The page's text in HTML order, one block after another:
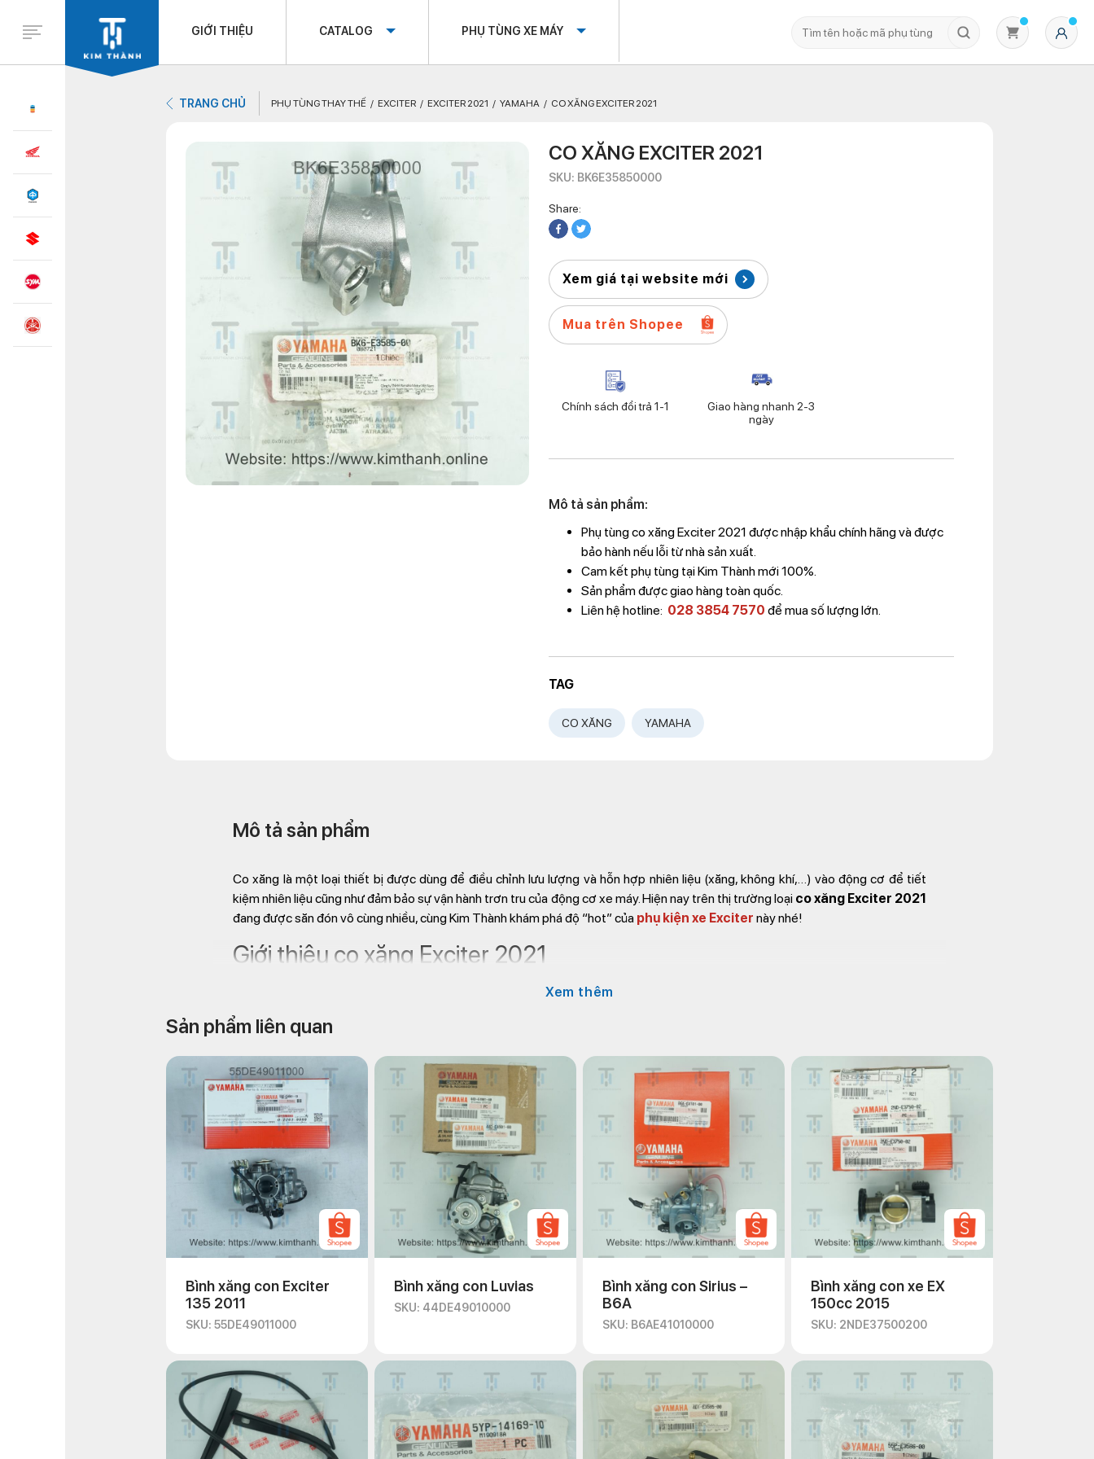
GIỚI THIỆU CATALOG PHỤ TÙNG XE MÁY
TRANG CHỦ PHỤ TÙNG THAY THẾ EXCITER EXCITER 2021 YAMAHA CO XĂNG EXCITER 2021
CO XĂNG EXCITER 2021
SKU: BK6E35850000
Share:
Xem giá tại website mới
Mua trên Shopee
Chính sách đổi trả 1-1
Giao hàng nhanh 2-3
ngày
Mô tả sản phẩm:
Phụ tùng co xăng Exciter 2021 được nhập khẩu chính hãng và được
bảo hành nếu lỗi từ nhà sản xuất.
Cam kết phụ tùng tại Kim Thành mới 100%.
Sản phẩm được giao hàng toàn quốc.
Liên hệ hotline: 028 3854 7570 để mua số lượng lớn.
TAG
CO XĂNG YAMAHA
Mô tả sản phẩm
Co xăng là một loại thiết bị được dùng để điều chỉnh lưu lượng và hỗn hợp nhiên liệu (xăng, không khí,…) vào động cơ để tiết
kiệm nhiên liệu cũng như đảm bảo sự vận hành trơn tru của động cơ xe máy. Hiện nay trên thị trường loại co xăng Exciter 2021
đang được săn đón vô cùng nhiều, cùng Kim Thành khám phá độ “hot” của phụ kiện xe Exciter này nhé!
Giới thiệu co xăng Exciter 2021
Sử dụng cho dòng xe Yamaha Exciter 135 và Exciter 150 lên Fi số 8.
Xuất xứ: Thái Lan.
Công dụng chính: sử dụng cho họng xăng.
Co xăng Exciter có thiết kế lớn, điểm khác biệt lớn nhất của phụ kiện này là được thiết kế móc số 8 nên dễ dàng lắp đặt trong
Xem thêm
Sản phẩm liên quan
Bình xăng con Exciter
135 2011
SKU: 55DE49011000
Bình xăng con Luvias
SKU: 44DE49010000
Bình xăng con Sirius –
B6A
SKU: B6AE41010000
Bình xăng con xe EX
150cc 2015
SKU: 2NDE37500200